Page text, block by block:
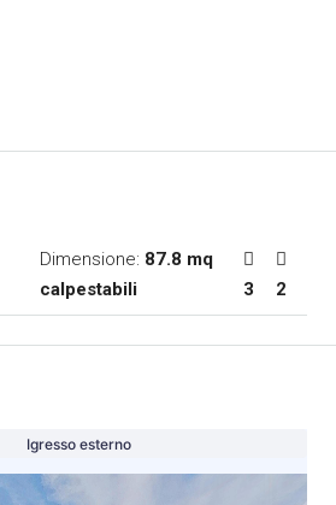
Dimensione: 87.8 mq
calpestabili
3 2